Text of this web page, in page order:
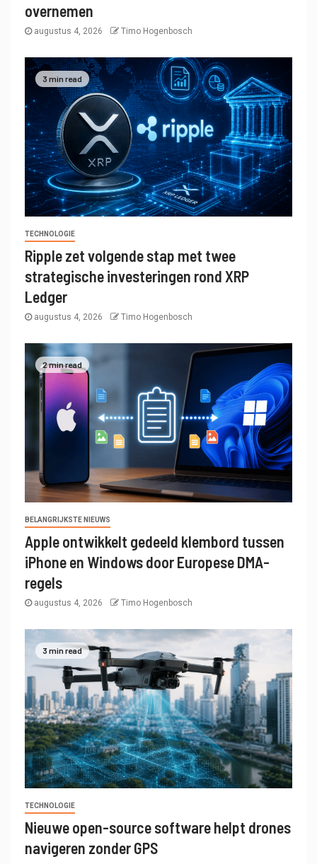
overnemen
augustus 4, 2026 Timo Hogenbosch
3 min read
TECHNOLOGIE
Ripple zet volgende stap met twee
strategische investeringen rond XRP
Ledger
augustus 4, 2026 Timo Hogenbosch
2 min read
BELANGRIJKSTE NIEUWS
Apple ontwikkelt gedeeld klembord tussen
iPhone en Windows door Europese DMA-
regels
augustus 4, 2026 Timo Hogenbosch
3 min read
TECHNOLOGIE
Nieuwe open-source software helpt drones
navigeren zonder GPS